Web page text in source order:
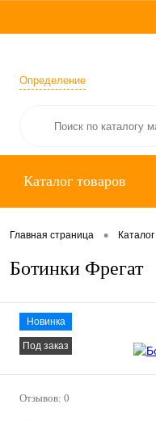
Определение
Каталог товаров
Главная страница •
Ботинки Фрегат
Новинка
Под заказ
Отзывов: 0